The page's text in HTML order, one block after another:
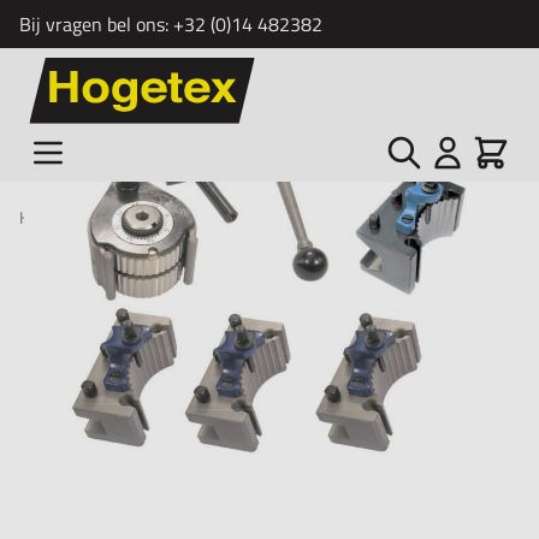
Bij vragen bel ons: +32 (0)14 482382
Ga naar de inhoud
Zoek Cart
Home Snelwisselhouders sets voor de draaibank